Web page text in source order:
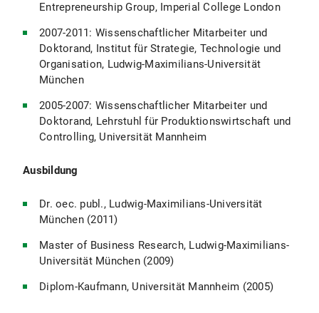
Entrepreneurship Group, Imperial College London
2007-2011: Wissenschaftlicher Mitarbeiter und
Doktorand, Institut für Strategie, Technologie und
Organisation, Ludwig-Maximilians-Universität
München
2005-2007: Wissenschaftlicher Mitarbeiter und
Doktorand, Lehrstuhl für Produktionswirtschaft und
Controlling, Universität Mannheim
Ausbildung
Dr. oec. publ., Ludwig-Maximilians-Universität
München (2011)
Master of Business Research, Ludwig-Maximilians-
Universität München (2009)
Diplom-Kaufmann, Universität Mannheim (2005)